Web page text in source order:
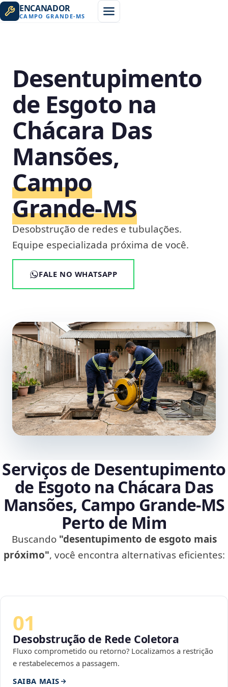
ENCANADOR
CAMPO GRANDE-MS
Desentupimento
de Esgoto na
Chácara Das
Mansões,
Campo
Grande‑MS
Desobstrução de redes e tubulações.
Equipe especializada próxima de você.
FALE NO WHATSAPP
Serviços de Desentupimento
de Esgoto na Chácara Das
Mansões, Campo Grande‑MS
Perto de Mim
Buscando "desentupimento de esgoto mais
próximo", você encontra alternativas eficientes:
01
Desobstrução de Rede Coletora
Fluxo comprometido ou retorno? Localizamos a restrição
e restabelecemos a passagem.
SAIBA MAIS